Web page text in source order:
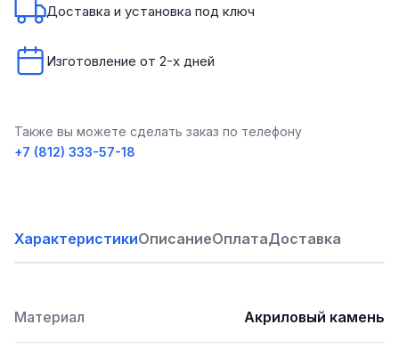
Доставка и установка под ключ
Изготовление от 2-х дней
Также вы можете сделать заказ по телефону
+7 (812) 333-57-18
ХарактеристикиОписаниеОплатаДоставка
Материал Акриловый камень